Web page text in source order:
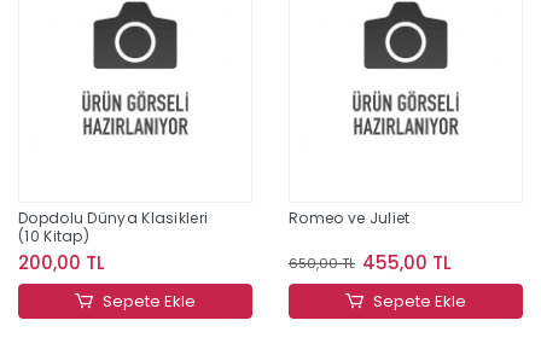
Dopdolu Dünya Klasikleri
(10 Kitap)
200,00 TL
Sepete Ekle
Romeo ve Juliet
650,00 TL 455,00 TL
Sepete Ekle